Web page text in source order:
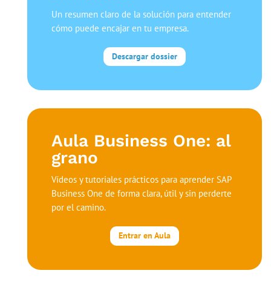
Un resumen claro de la solución para entender
cómo puede encajar en tu empresa.
Descargar dossier
Aula Business One: al
grano
Vídeos y tutoriales prácticos para aprender SAP
Business One de forma clara, útil y sin perderte
por el camino.
Entrar en Aula